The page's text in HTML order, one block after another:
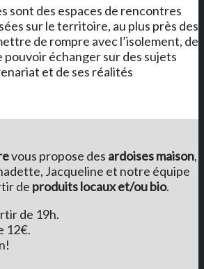
sont des espaces de rencontres
sur le territoire, au plus près des
de rompre avec l’isolement, de
échanger sur des sujets
et de ses réalités
vous propose des ardoises maison,
Jacqueline et notre équipe
de produits locaux et/ou bio.
de 19h.
12€.